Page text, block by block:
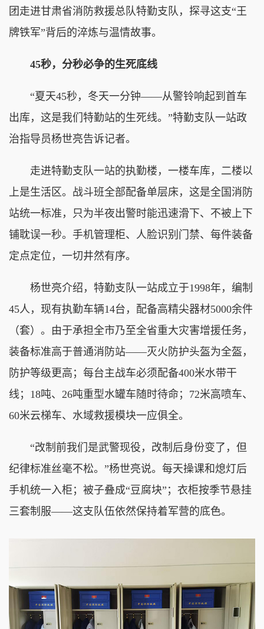
团走进甘肃省消防救援总队特勤支队，探寻这支“王
牌铁军”背后的淬炼与温情故事。
45秒，分秒必争的生死底线
“夏天45秒，冬天一分钟——从警铃响起到首车
出库，这是我们特勤站的生死线。”特勤支队一站政
治指导员杨世亮告诉记者。
走进特勤支队一站的执勤楼，一楼车库，二楼以
上是生活区。战斗班全部配备单层床，这是全国消防
站统一标准，只为半夜出警时能迅速滑下、不被上下
铺耽误一秒。手机管理柜、人脸识别门禁、每件装备
定点定位，一切井然有序。
杨世亮介绍，特勤支队一站成立于1998年，编制
45人，现有执勤车辆14台，配备高精尖器材5000余件
（套）。由于承担全市乃至全省重大灾害增援任务，
装备标准高于普通消防站——灭火防护头盔为全盔，
防护等级更高；每台主战车必须配备400米水带干
线；18吨、26吨重型水罐车随时待命；72米高喷车、
60米云梯车、水域救援模块一应俱全。
“改制前我们是武警现役，改制后身份变了，但
纪律标准丝毫不松。”杨世亮说。每天操课和熄灯后
手机统一入柜；被子叠成“豆腐块”；衣柜按季节悬挂
三套制服——这支队伍依然保持着军营的底色。